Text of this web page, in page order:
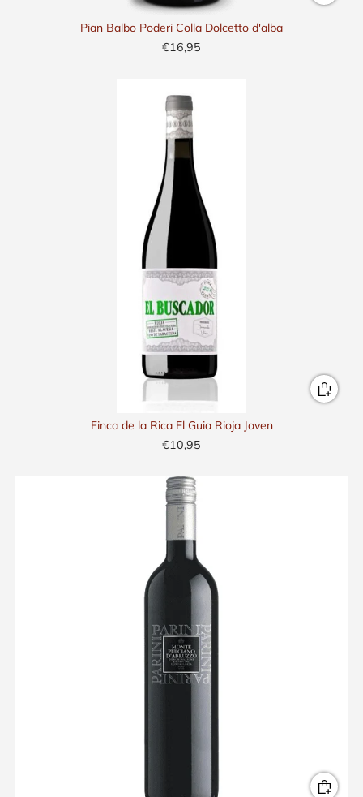
Pian Balbo Poderi Colla Dolcetto d'alba
€16,95
Finca de la Rica El Guia Rioja Joven
€10,95